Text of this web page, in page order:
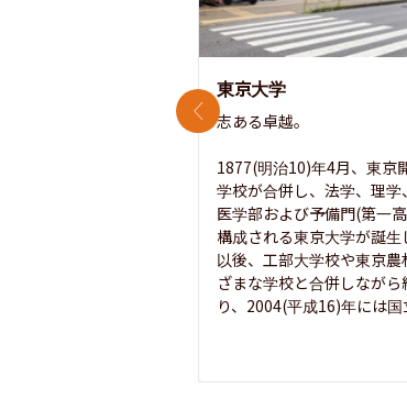
東京大学
志ある卓越。
1877(明治10)年4月、東京
学校が合併し、法学、理学
医学部および予備門(第一
構成される東京大学が誕生
以後、工部大学校や東京農
ざまな学校と合併しなが
り、2004(平成16)年には国
前のスライド